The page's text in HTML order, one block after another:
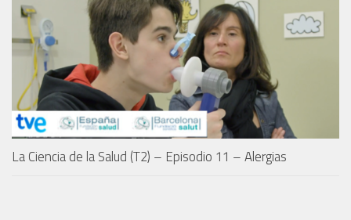
La Ciencia de la Salud (T2) – Episodio 11 – Alergias